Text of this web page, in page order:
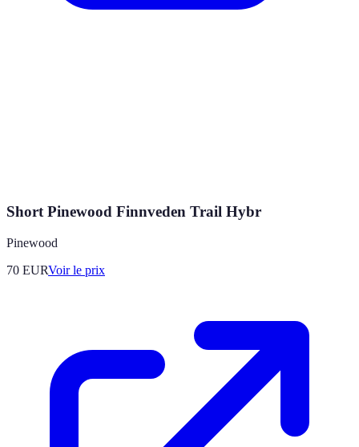
Short Pinewood Finnveden Trail Hybr
Pinewood
70 EURVoir le prix